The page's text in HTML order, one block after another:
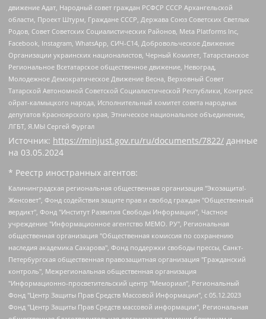
движение Адат, Народный совет граждан РСФСР СССР Архангельской
области, Проект Штурм, Граждане СССР, Держава Союз Советских Светлых
Родов, Совет Советских Социалистических Районов, Meta Platforms Inc,
Facebook, Instagram, WhatsApp, СИЧ-С14, Добровольческое Движение
Организации украинских националистов, Черный Комитет, Татарстанское
Региональное Всетатарское общественное движение, Невоград,
Молодежное Демократическое Движение Весна, Верховный Совет
Татарской Автономной Советской Социалистической Республики, Конгресс
ойрат-калмыцкого народа, Исполнительный комитет совета народных
депутатов Красноярского края, Этническое национальное объединение,
ЛГБТ, Я.МЫ Сергей Фургал
Источник: https://minjust.gov.ru/ru/documents/7822/ данные
на 03.05.2024
* Реестр иностранных агентов:
Калининградская региональная общественная организация "Экозащита!-Женсовет", Фонд содействия защите прав и свобод граждан "Общественный вердикт", Фонд "Институт Развития Свободы Информации", Частное учреждение "Информационное агентство МЕМО. РУ", Региональная общественная организация "Общественная комиссия по сохранению наследия академика Сахарова", Фонд поддержки свободы прессы, Санкт-Петербургская общественная правозащитная организация "Гражданский контроль", Межрегиональная общественная организация "Информационно-просветительский центр "Мемориал", Региональный Фонд "Центр Защиты Прав Средств Массовой Информации", с 05.12.2023 Фонд "Центр Защиты Прав Средств массовой информации", Региональная общественная благотворительная организация помощи беженцам и мигрантам "Гражданское содействие", Негосударственное образовательное учреждение дополнительного профессионального образования (повышение квалификации) специалистов "АКАДЕМИЯ ПО ПРАВАМ ЧЕЛОВЕКА", Свердловская региональная общественная организация "Сутяжник", Автономная некоммерческая организация "Центр независимых социологических исследований", Союз общественных объединений "Российский исследовательский центр по правам человека", Региональное общественное учреждение научно-информационный центр "МЕМОРИАЛ", Некоммерческая организация "Фонд защиты гласности", Автономная некоммерческая организация "Институт прав человека", Городская общественная организация "Екатеринбургское общество "МЕМОРИАЛ", Городская общественная организация "Рязанское историко-просветительское и правозащитное общество "Мемориал" (Рязанский Мемориал), Челябинский региональный орган общественной самодеятельности – женское общественное объединение "Женщины Евразии", Челябинский региональный орган общественной самодеятельности "Уральская правозащитная группа", Фонд содействия защите здоровья и социальной справедливости имени Андрея Рылькова, Автономная Некоммерческая Организация "Аналитический Центр Юрия Левады", Автономная некоммерческая организация социальной поддержки населения "Проект Апрель", Региональная общественная организация помощи женщинам и детям, находящимся в кризисной ситуации "Информационно-методический центр "Анна", Фонд содействия развитию массовых коммуникаций и правовому просвещению "Так-так-Так", Фонд содействия устойчивому развитию "Серебряная тайга", Свердловский региональный общественный фонд социальных проектов "Новое время", "Idel.Реалии", Кавказ.Реалии, Крым.Реалии, Телеканал Настоящее Время, Татаро-башкирская служба Радио Свобода (Azatliq Radiosi), Радио Свободная Европа/Радио Свобода (PCE/PC), "Сибирь.Реалии", "Фактограф", Благотворительный фонд помощи осужденным и их семьям, Автономная некоммерческая организация "Институт глобализации и социальных движений", Фонд "В защиту прав заключенных", Частное учреждение "Центр поддержки и содействия развитию средств массовой информации", Пензенский региональный общественный благотворительный фонд "Гражданский союз", "Север.Реалии", Некоммерческая организация Фонд "Правовая инициатива", Общество с ограниченной ответственностью "Радио Свободная Европа/Радио Свобода", Чешское информационное агентство "MEDIUM-ORIENT", Красноярская региональная общественная организация "Мы против СПИДа", Камалягин Денис Николаевич, Маркелов Сергей Евгеньевич, Пономарев Лев Александрович, Савицкая Людмила Алексеевна, Автономная некоммерческая организация "Центр по работе с проблемой насилия "НАСИЛИЮ.НЕТ", Межрегиональный профессиональный союз работников здравоохранения "Альянс врачей", Юридическое лицо, зарегистрированное в Латвийской Республике, SIA "Medusa Project" (регистрационный номер 40103797863, дата регистрации 10.06.2014), Некоммерческая организация "Фонд по борьбе с коррупцией", Автономная некоммерческая организация "Институт права и публичной политики", Баданин Роман Сергеевич, Гликин Максим Александрович, Железнова Мария Михайловна, Лукьянова Юлия Сергеевна, Маетная Елизавета Витальевна, Маняхин Петр Борисович, Чуракова Ольга Владимировна, Ярош Юлия Петровна, Юридическое лицо "The Insider SIA", зарегистрированное в Риге, Латвийская Республика (дата регистрации 26.06.2015), являющееся администратором доменного имени интернет-издания "The Insider SIA", https://theins.ru, Постернак Алексей Евгеньевич, Рубин Михаил Аркадьевич, Анин Роман Александрович, Юридическое лицо Istories fonds, зарегистрированное в Латвийской Республике (регистрационный номер 50008295751, дата регистрации 24.02.2020), Великовский Дмитрий Александрович, Долинина Ирина Николаевна, Мароховская Алеся Алексеевна, Шлейнов Роман Юрьевич, Шмагун Олеся Валентиновна, Общество с ограниченной ответственностью "Альтаир 2021", Общество с ограниченной ответственностью "Вега 2021", Общество с ограниченной ответственностью "Главный редактор 2021", Общество с ограниченной ответственностью "Ромашки монолит", Важенков Артем Валерьевич, Ивановская областная общественная организация "Центр гендерных исследований", Гурман Юрий Альбертович, Медиапроект "ОВД-Инфо", Егоров Владимир Владимирович, Жилинский Владимир Александрович, Общество с ограниченной ответственностью "ЗП", Иванова София Юрьевна, Карезина Инна Павловна, Кильтау Екатерина Викторовна, Петров Алексей Викторович, Пискунов Сергей Евгеньевич, Смирнов Сергей Сергеевич, Тихонов Михаил Сергеевич, Общество с ограниченной ответственностью "ЖУРНАЛИСТ-ИНОСТРАННЫЙ АГЕНТ", Арапова Галина Юрьевна, Вольтская Татьяна Анатольевна, Американская компания "Mason G.E.S. Anonymous Foundation" (США), являющаяся владельцем интернет-издания https://mnews.world/, Компания "Stichting Bellingcat", зарегистрированная в Нидерландах (дата регистрации 11.07.2018), Захаров Андрей Вячеславович, Клепиковская Екатерина Дмитриевна, Общество с ограниченной ответственностью "МЕМО", Перл Роман Александрович, Симонов Евгений Алексеевич, Соловьева Елена Анатольевна, Сотников Даниил Владимирович, Сурначева Елизавета Дмитриевна, Автономная некоммерческая организация по защите прав человека и информированию населения "Якутия – Наше Мнение", Общество с ограниченной ответственностью "Москоу диджитал медиа", с 26.01.2023 Общество с ограниченной ответственностью "Чайка Белые сады", Ветошкина Валерия Валерьевна, Заговора Максим Александрович, Межрегиональное общественное движение "Российская ЛГБТ - сеть", Оленичев Максим Владимирович, Павлов Иван Юрьевич, Скворцова Елена Сергеевна, Общество с ограниченной ответственностью "Как бы инагент", Кочетков Игорь Викторович, Общество с ограниченной ответственностью "Честные выборы", Еланчик Олег Александрович, Общество с ограниченной ответственностью "Нобелевский призыв", Гималова Регина Эмилевна, Григорьев Андрей Валерьевич, Григорьева Алина Александровна, Ассоциация по содействию защите прав призывников, альтернативнослужащих и военнослужащих "Правозащитная группа "Гражданин.Армия.Право", Хисамова Регина Фаритовна, Автономная некоммерческая организация по реализации социально-правовых программ "Лилит", Дальневосточное общественное движение "Маяк", Санкт-Петербургская ЛГБТ-инициативная группа "Выход", Инициативная группа ЛГБТ+ "Реверс", Алексеев Андрей Викторович, Бекбулатова Таисия Львовна, Беляев Иван Михайлович, Владыкина Елена Сергеевна, Гельман Марат Александрович, Никульшина Вероника Юрьевна, Толоконникова Надежда Андреевна, Шендерович Виктор Анатольевич, Общество с ограниченной ответственностью "Данное сообщение", Общество с ограниченной ответственностью Издательский дом "Новая глава", Айнбиндер Александра Александровна, Московский комьюнити-центр для ЛГБТ+инициатив, Благотворительный фонд развития филантропии, Deutsche Welle (Германия, Kurt-Schumacher-Strasse 3, 53113 Bonn), Борзунова Мария Михайловна, Воробьев Виктор Викторович, Голубева Анна Львовна, Константинова Алла Михайловна, Малкова Ирина Владимировна, Мурадов Мурад Абдулгалимович, Осетинская Елизавета Николаевна, Понасенков Евгений Николаевич, Ганапольский Матвей Юрьевич, Киселев Евгений Алексеевич, Борухович Ирина Григорьевна, Дремин Иван Тимофеевич, Дубровский Дмитрий Викторович, Красноярская региональная общественная организация поддержки и развития альтернативных образовательных технологий и межкультурных коммуникаций "ИНТЕРРА", Маяковская Екатерина Алексеевна, Фейгин Марк Захарович, Филимонов Андрей Викторович, Дзугкоева Регина Николаевна, Доброхотов Роман Александрович, Дудь Юрий Александрович, Елкин Сергей Владимирович, Кругликов Кирилл Игоревич, Сабунаева Мария Леонидовна, Семенов Алексей Владимирович, Шаинян Карен Багратович, Шульман Екатерина Михайловна, Асафьев Артур Валерьевич, Вахштайн Виктор Семенович, Венедиктов Алексей Алексеевич, Лушникова Екатерина Евгеньевна, Волков Леонид Михайлович, Невзоров Александр Глебович, Пархоменко Сергей Борисович, Сироткин Ярослав Николаевич, Кара-Мурза Владимир Владимирович, Баранова Наталья Владимировна, Гозман Леонид Яковлевич, Кагарлицкий Борис Юльевич, Климарев Михаил Валерьевич, Милов Владимир Станиславович, Автономная некоммерческая организация Краснодарский центр современного искусства "Типография", Моргенштерн Алишер Тагирович, Соболь Любовь Эдуардовна, Общество с ограниченной ответственностью "ЛИЗА НОРМ", Каспаров Гарри Кимович, Ходорковский Михаил Борисович, Общество с ограниченной ответственностью "Апрельские тезисы", Данилович Ирина Брониславовна, Кашин Олег Владимирович, Петров Николай Владимирович, Пивоваров Алексей Владимирович, Соколов Михаил Владимирович, Цветкова Юлия Владимировна, Чичваркин Евгений Александрович, Комитет против пыток/Команда против пыток, Общество с ограниченной ответственностью "Первый научный", Общество с ограниченной ответственностью "Вертолет и ко", Белоцерковская Вероника Борисовна, Кац Максим Евгеньевич, Лазарева Татьяна Юрьевна, Шаведдинов Руслан Табризович, Яшин Илья Валерьевич, Общество с ограниченной ответственностью "Иноагент ААВ", Алешковский Дмитрий Петрович, Альбац Евгения Марковна, Быков Дмитрий Львович, Галямина Юлия Евгеньевна, Лойко Сергей Леонидович, Мартынов Кирилл Константинович, Медведев Сергей Александрович, Крашенинников Федор Геннадиевич, Гордеева Катерина Вл